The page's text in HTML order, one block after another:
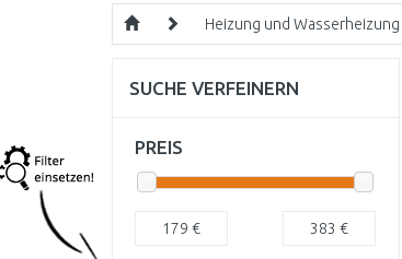
Heizung und Wasserheizung
SUCHE VERFEINERN
PREIS
179 € 383 €